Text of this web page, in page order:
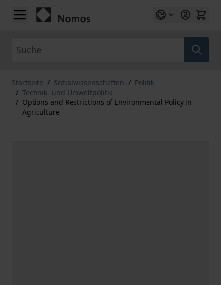
Zum Inhalt springen
Startseite / Sozialwissenschaften / Politik
/ Technik- und Umweltpolitik
/ Options and Restrictions of Environmental Policy in
Agriculture